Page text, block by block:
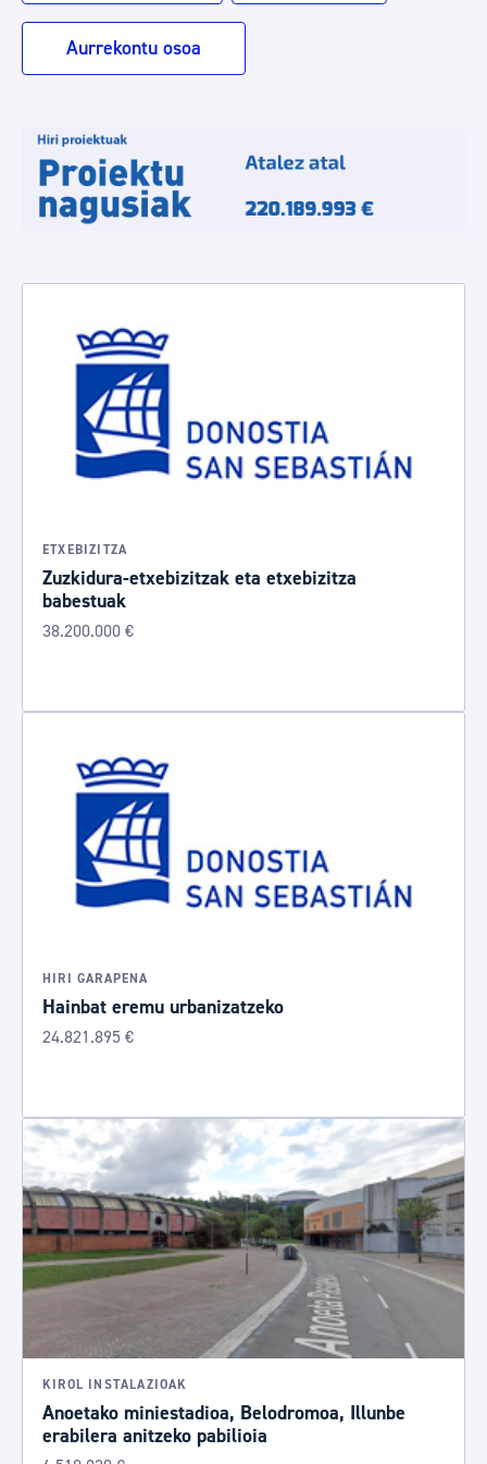
Aurrekontu osoa
ETXEBIZITZA
Zuzkidura-etxebizitzak eta etxebizitza
babestuak
38.200.000 €
HIRI GARAPENA
Hainbat eremu urbanizatzeko
24.821.895 €
KIROL INSTALAZIOAK
Anoetako miniestadioa, Belodromoa, Illunbe
erabilera anitzeko pabilioia